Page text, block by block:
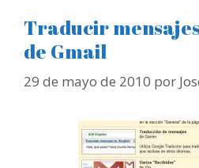
Traducir
de Gmail
29 de mayo de 2010 por